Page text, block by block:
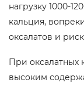
нагрузку 1000-
кальция,
оксалатов и
При оксалатных
высоким